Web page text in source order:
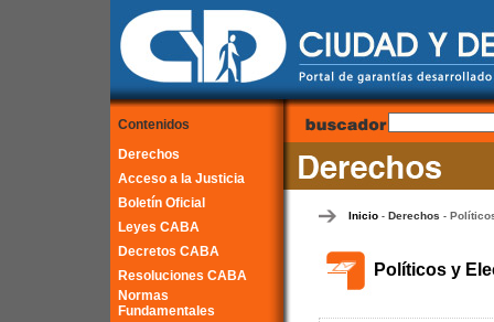
Contenidos
Derechos
Acceso a la Justicia
Boletín Oficial
Leyes CABA
Decretos CABA
Resoluciones CABA
Normas
Fundamentales
Inicio- Derechos -
Políticos y